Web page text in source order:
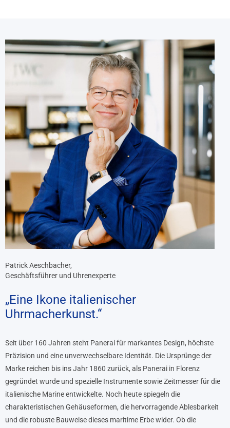
Patrick Aeschbacher,
Geschäftsführer und Uhrenexperte
„Eine Ikone italienischer
Uhrmacherkunst.“
Seit über 160 Jahren steht Panerai für markantes Design, höchste
Präzision und eine unverwechselbare Identität. Die Ursprünge der
Marke reichen bis ins Jahr 1860 zurück, als Panerai in Florenz
gegründet wurde und spezielle Instrumente sowie Zeitmesser für die
italienische Marine entwickelte. Noch heute spiegeln die
charakteristischen Gehäuseformen, die hervorragende Ablesbarkeit
und die robuste Bauweise dieses maritime Erbe wider. Ob die